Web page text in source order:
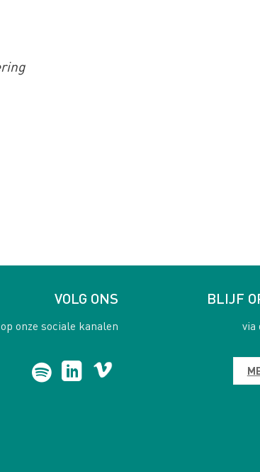
VOLG ONS
op onze sociale kanalen
BLIJF
via onze